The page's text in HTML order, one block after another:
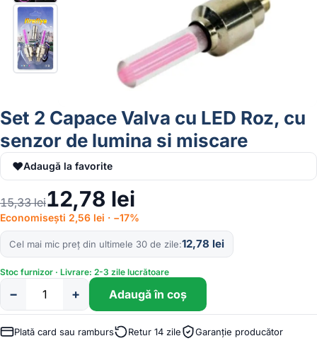
Set 2 Capace Valva cu LED Roz, cu
senzor de lumina si miscare
♥Adaugă la favorite
15,33lei12,78 lei
Economisești 2,56 lei · −17%
Cel mai mic preț din ultimele 30 de zile 12,78 lei
Stoc furnizor · Livrare: 2-3 zile lucrătoare
Cantitate
Set
2
− + Adaugă în coș
Plată card sau ramburs Retur 14 zile Garanție producător